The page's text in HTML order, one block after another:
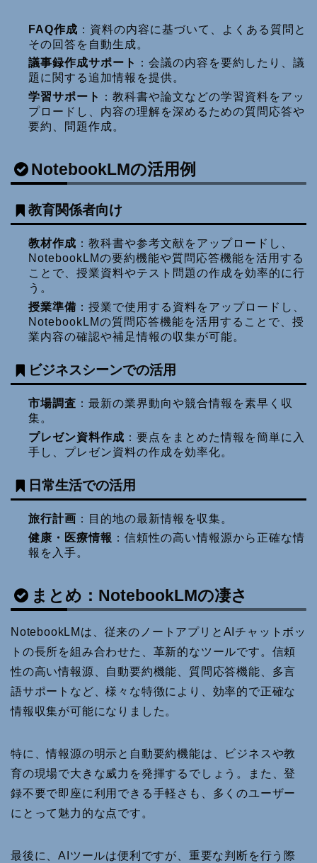
FAQ作成 ：資料の内容に基づいて、よくある質問と
その回答を自動生成。
議事録作成サポート
：会議の内容を要約したり、議
題に関する追加情報を提供。
学習サポート
：教科書や論文などの学習資料をアッ
プロードし、内容の理解を深めるための質問応答や
要約、問題作成。
NotebookLMの活用例
教育関係者向け
教材作成 ：教科書や参考文献をアップロードし、
NotebookLMの要約機能や質問応答機能を活用する
ことで、授業資料やテスト問題の作成を効率的に行
う。
授業準備 ：授業で使用する資料をアップロードし、
NotebookLMの質問応答機能を活用することで、授
業内容の確認や補足情報の収集が可能。
ビジネスシーンでの活用
市場調査 ：最新の業界動向や競合情報を素早く収
集。
プレゼン資料作成 ：要点をまとめた情報を簡単に入
手し、プレゼン資料の作成を効率化。
日常生活での活用
旅行計画 ：目的地の最新情報を収集。
健康・医療情報 ：信頼性の高い情報源から正確な情
報を入手。
まとめ：NotebookLMの凄さ
NotebookLMは、従来のノートアプリとAIチャットボッ
トの長所を組み合わせた、革新的なツールです。信頼
性の高い情報源、自動要約機能、質問応答機能、多言
語サポートなど、様々な特徴により、効率的で正確な
情報収集が可能になりました。
特に、情報源の明示と自動要約機能は、ビジネスや教
育の現場で大きな威力を発揮するでしょう。また、登
録不要で即座に利用できる手軽さも、多くのユーザー
にとって魅力的な点です。
最後に、AIツールは便利ですが、重要な判断を行う際